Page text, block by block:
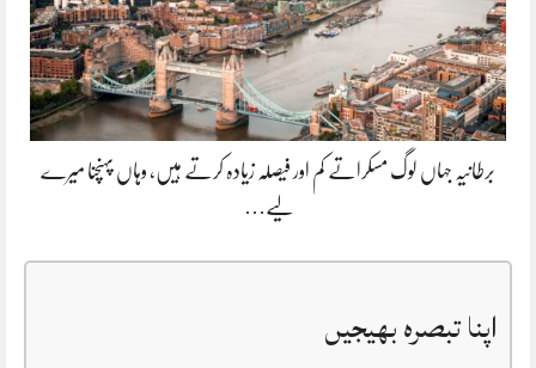
برطانیہ جہاں لوگ مسکراتے کم اور فیصلہ زیادہ کرتے ہیں، وہاں پہنچنا میرے
لیے…
اپنا تبصرہ بھیجیں